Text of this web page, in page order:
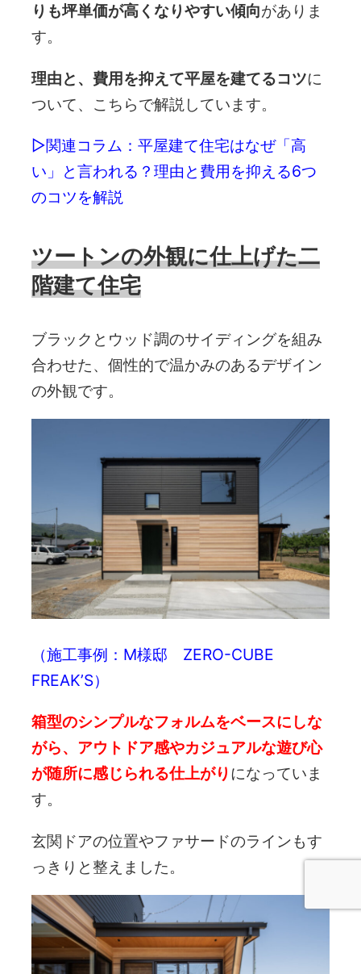
りも坪単価が高くなりやすい傾向がありま
す。
理由と、費用を抑えて平屋を建てるコツに
ついて、こちらで解説しています。
▷関連コラム： 平屋建て住宅はなぜ「高
い」と言われる？理由と費用を抑える6つ
のコツを解説
ツートンの外観に仕上げた二
階建て住宅
ブラックとウッド調のサイディングを組み
合わせた、個性的で温かみのあるデザイン
の外観です。
（施工事例： M様邸 ZERO-CUBE
FREAK’S）
箱型のシンプルなフォルムをベースにしな
がら、アウトドア感やカジュアルな遊び心
が随所に感じられる仕上がり になっていま
す。
玄関ドアの位置やファサードのラインもす
っきりと整えました。
電話問合せ LINE問合せ